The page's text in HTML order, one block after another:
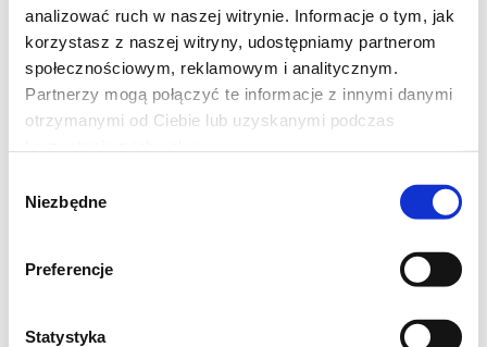
analizować ruch w naszej witrynie. Informacje o tym, jak
korzystasz z naszej witryny, udostępniamy partnerom
społecznościowym, reklamowym i analitycznym.
Partnerzy mogą połączyć te informacje z innymi danymi
otrzymanymi od Ciebie lub uzyskanymi podczas
zgody
Niezbędne
Preferencje
Statystyka